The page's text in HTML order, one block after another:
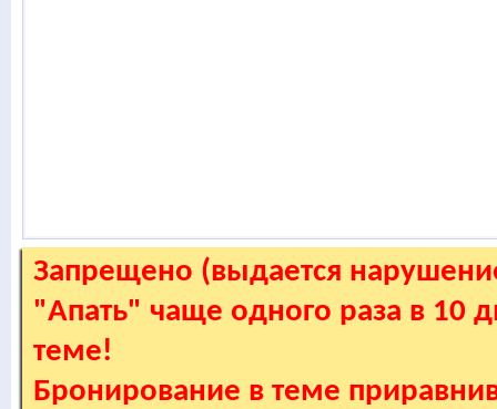
Запрещено (выдается
"Апать" чаще одного раза в 10
теме!
Бронирование в теме